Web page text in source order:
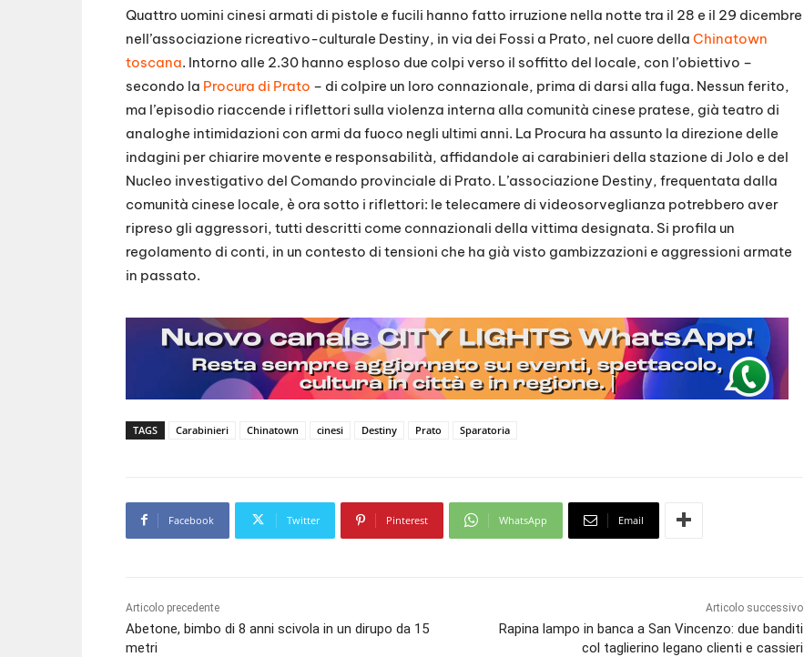
Quattro uomini cinesi armati di pistole e fucili hanno fatto irruzione nella notte tra il 28 e il 29 dicembre
nell’associazione ricreativo-culturale Destiny, in via dei Fossi a Prato, nel cuore della Chinatown
toscana. Intorno alle 2.30 hanno esploso due colpi verso il soffitto del locale, con l’obiettivo –
secondo la Procura di Prato – di colpire un loro connazionale, prima di darsi alla fuga.​ Nessun ferito,
ma l’episodio riaccende i riflettori sulla violenza interna alla comunità cinese pratese, già teatro di
analoghe intimidazioni con armi da fuoco negli ultimi anni. La Procura ha assunto la direzione delle
indagini per chiarire movente e responsabilità, affidandole ai carabinieri della stazione di Jolo e del
Nucleo investigativo del Comando provinciale di Prato.​ L’associazione Destiny, frequentata dalla
comunità cinese locale, è ora sotto i riflettori: le telecamere di videosorveglianza potrebbero aver
ripreso gli aggressori, tutti descritti come connazionali della vittima designata. Si profila un
regolamento di conti, in un contesto di tensioni che ha già visto gambizzazioni e aggressioni armate
in passato.
TAGS Carabinieri Chinatown cinesi Destiny Prato Sparatoria
Facebook Twitter Pinterest WhatsApp Email
Articolo precedente
Abetone, bimbo di 8 anni scivola in un dirupo da 15
metri
Articolo successivo
Rapina lampo in banca a San Vincenzo: due banditi
col taglierino legano clienti e cassieri